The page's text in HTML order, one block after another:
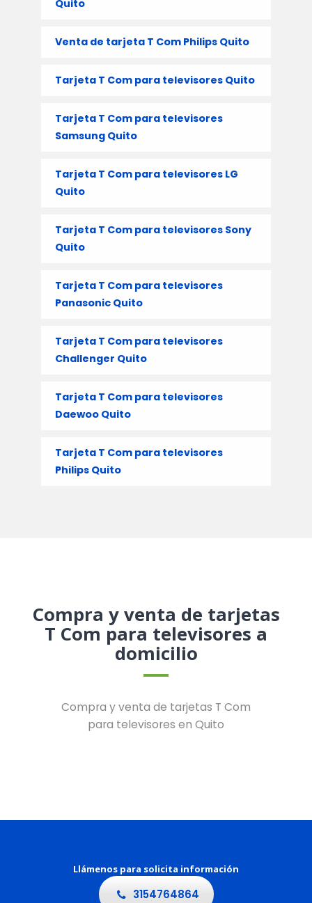
Quito
Venta de tarjeta T Com Philips Quito
Tarjeta T Com para televisores Quito
Tarjeta T Com para televisores
Samsung Quito
Tarjeta T Com para televisores LG
Quito
Tarjeta T Com para televisores Sony
Quito
Tarjeta T Com para televisores
Panasonic Quito
Tarjeta T Com para televisores
Challenger Quito
Tarjeta T Com para televisores
Daewoo Quito
Tarjeta T Com para televisores
Philips Quito
Compra y venta de tarjetas
T Com para televisores a
domicilio
Compra y venta de tarjetas T Com
para televisores en Quito
Llámenos para solicita información
3154764864